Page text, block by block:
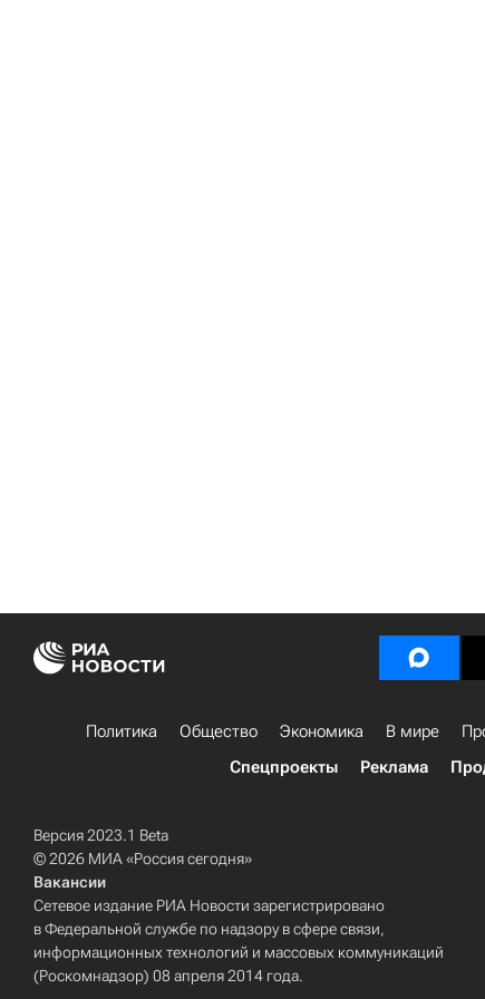
Политика Общество Экономика В мире
Спецпроекты
Реклама
Версия 2023.1 Beta
© 2026 МИА «Россия сегодня»
Вакансии
Сетевое издание РИА Новости зарегистрировано
в Федеральной службе по надзору в сфере связи,
информационных технологий и массовых коммуникаций
(Роскомнадзор) 08 апреля 2014 года.